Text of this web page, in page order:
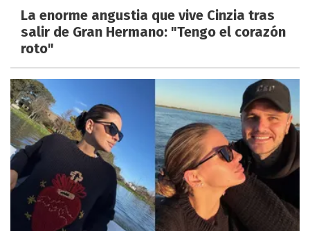
La enorme angustia que vive Cinzia tras
salir de Gran Hermano: "Tengo el corazón
roto"